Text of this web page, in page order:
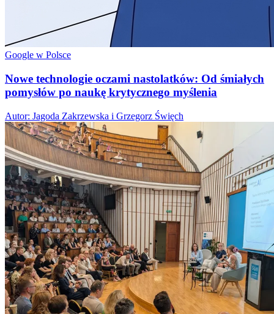
Google w Polsce
Nowe technologie oczami nastolatków: Od śmiałych
pomysłów po naukę krytycznego myślenia
Autor: Jagoda Zakrzewska i Grzegorz Święch